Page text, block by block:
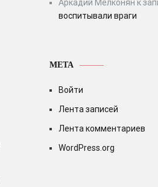
Аркадий Мелконян к
воспитывали враги
МЕТА
Войти
Лента записей
Лента комментариев
WordPress.org